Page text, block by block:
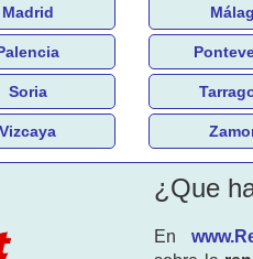
Madrid
Soria
Vizcaya
¿Que
En